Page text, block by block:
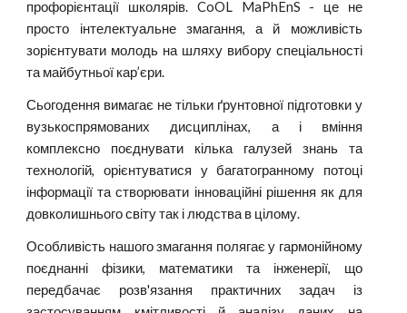
профорієнтації школярів. CoOL MaPhEnS - це не
просто інтелектуальне змагання, а й можливість
зорієнтувати молодь на шляху вибору спеціальності
та майбутньої кар’єри.
Сьогодення вимагає не тільки ґрунтовної підготовки у
вузькоспрямованих дисциплінах, а і вміння
комплексно поєднувати кілька галузей знань та
технологій, орієнтуватися у багатогранному потоці
інформації та створювати інноваційні рішення як для
довколишнього світу так і людства в цілому.
Особливість нашого змагання полягає у гармонійному
поєднанні фізики, математики та інженерії, що
передбачає розв'язання практичних задач із